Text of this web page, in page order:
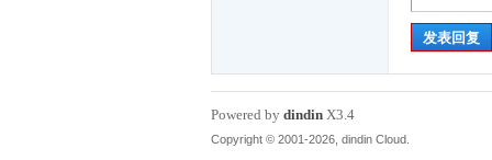
拍
发表回复
Powered by dindin X3.4
Copyright © 2001-2026, dindin Cloud.